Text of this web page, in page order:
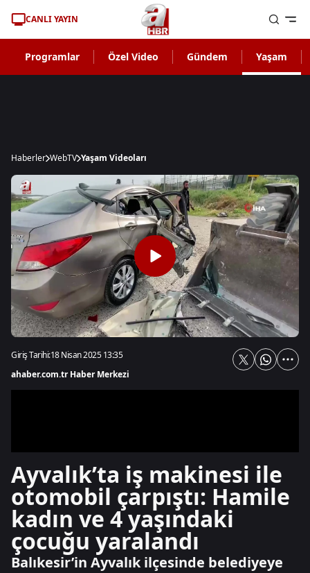
CANLI YAYIN
Programlar Özel Video Gündem Yaşam
Haberler WebTV Yaşam Videoları
Giriş Tarihi:18 Nisan 2025 13:35
ahaber.com.tr Haber Merkezi
Ayvalık’ta iş makinesi ile
otomobil çarpıştı: Hamile
kadın ve 4 yaşındaki
çocuğu yaralandı
Balıkesir’in Ayvalık ilçesinde belediyeye